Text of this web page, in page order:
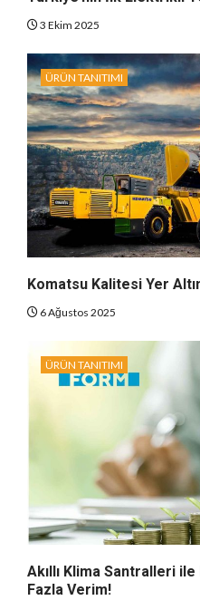
3 Ekim 2025
ÜRÜN TANITIMI
Komatsu Kalitesi Yer
6 Ağustos 2025
ÜRÜN TANITIMI
Akıllı Klima Santralleri
Fazla Verim!